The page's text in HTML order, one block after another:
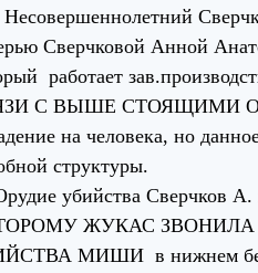
Сверчковой Анной
работает
С ВЫШЕ СТОЯЩИМИ
на человека, но
структуры.
убийства Сверчков
ЖУКАС ЗВОНИЛА
МИШИ в нижнем